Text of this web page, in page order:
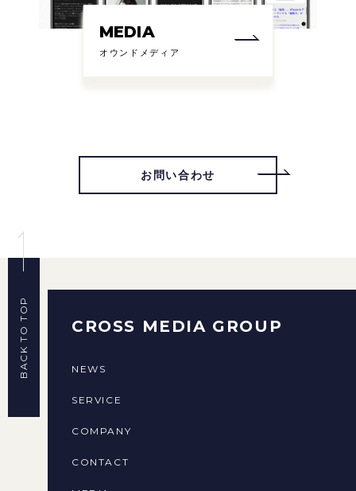
MEDIA
オウンドメディア
お問い合わせ
BACK TO TOP CROSS MEDIA GROUP
NEWS
SERVICE
COMPANY
CONTACT